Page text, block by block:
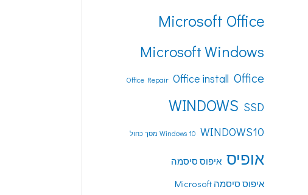
Microsoft Office
Microsoft Windows
Office
Office install
Office Repair
SSD
WINDOWS
WINDOWS10 Windows 10 מסך כחול
אופיס איפוס סיסמה
איפוס סיסמה Microsoft